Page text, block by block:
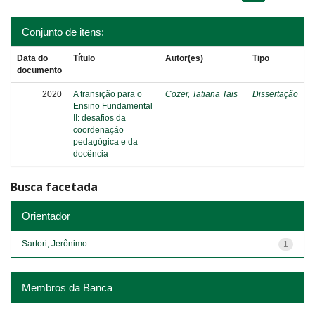
Conjunto de itens:
Data do
documento
Título Autor(es) Tipo
2020
A transição para o
Ensino Fundamental
II: desafios da
coordenação
pedagógica e da
docência
Cozer, Tatiana Tais Dissertação
Busca facetada
Orientador
1
Sartori, Jerônimo
Membros da Banca